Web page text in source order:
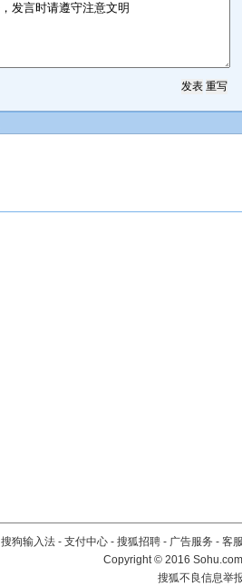
搜狗输入法 - 支付中心 - 搜狐招聘 - 广告服务 - 客
Copyright©2016
搜狐不良信息举